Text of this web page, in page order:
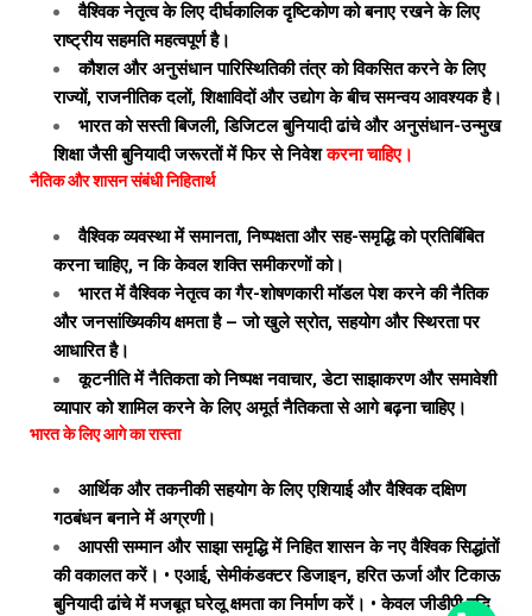
वैश्विक नेतृत्व के लिए दीर्घकालिक दृष्टिकोण को बनाए रखने के लिए
राष्ट्रीय सहमति महत्वपूर्ण है।
कौशल और अनुसंधान पारिस्थितिकी तंत्र को विकसित करने के लिए
राज्यों, राजनीतिक दलों, शिक्षाविदों और उद्योग के बीच समन्वय आवश्यक है।
भारत को सस्ती बिजली, डिजिटल बुनियादी ढांचे और अनुसंधान-उन्मुख
शिक्षा जैसी बुनियादी जरूरतों में फिर से निवेशकरना चाहिए।
नैतिक और शासन संबंधी निहितार्थ
वैश्विक व्यवस्था में समानता, निष्पक्षता और सह-समृद्धि को प्रतिबिंबित
करना चाहिए, न कि केवल शक्ति समीकरणों को।
भारत में वैश्विक नेतृत्व का गैर-शोषणकारी मॉडल पेश करने की नैतिक
और जनसांख्यिकीय क्षमता है – जो खुले स्रोत, सहयोग और स्थिरता पर
आधारित है।
कूटनीति में नैतिकता को निष्पक्ष नवाचार, डेटा साझाकरण और समावेशी
व्यापार को शामिल करने के लिए अमूर्त नैतिकता से आगे बढ़ना चाहिए।
भारत के लिए आगे का रास्ता
आर्थिक और तकनीकी सहयोग के लिए एशियाई और वैश्विक दक्षिण
गठबंधन बनाने में अग्रणी।
आपसी सम्मान और साझा समृद्धि में निहित शासन के नए वैश्विक सिद्धांतों
की वकालत करें। • एआई, सेमीकंडक्टर डिजाइन, हरित ऊर्जा और टिकाऊ
बुनियादी ढांचे में मजबूत घरेलू क्षमता का निर्माण करें। • केवल जीडीपी वृद्धि